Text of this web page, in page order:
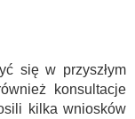
się w przyszłym
konsultacje
kilka wniosków